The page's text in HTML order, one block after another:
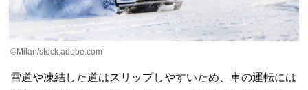
©Milan/stock.adobe.com
雪道や凍結した道はスリップしやすいため、車の運転には